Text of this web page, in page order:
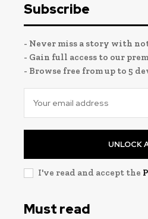
Subscribe
- Never miss a story with
- Gain full access to our
- Browse free from up to 5
UNLOCK
I've read and accept the
Must read